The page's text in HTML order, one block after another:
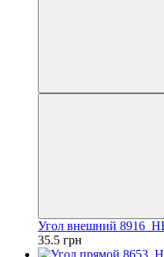
Угол внешний
35.5 грн